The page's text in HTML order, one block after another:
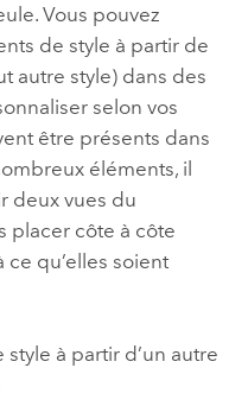
Vous pouvez
de style à partir de
autre style) dans des
selon vos
être présents dans
éléments, il
deux vues du
placer côte à côte
ce qu’elles soient
à partir d’un autre